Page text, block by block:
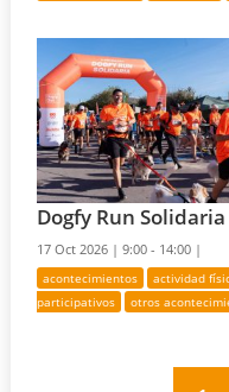
Dogfy Run
17 Oct 2026 |9:00 - 14:00 |
acontecimientos actividad
participativos
otros